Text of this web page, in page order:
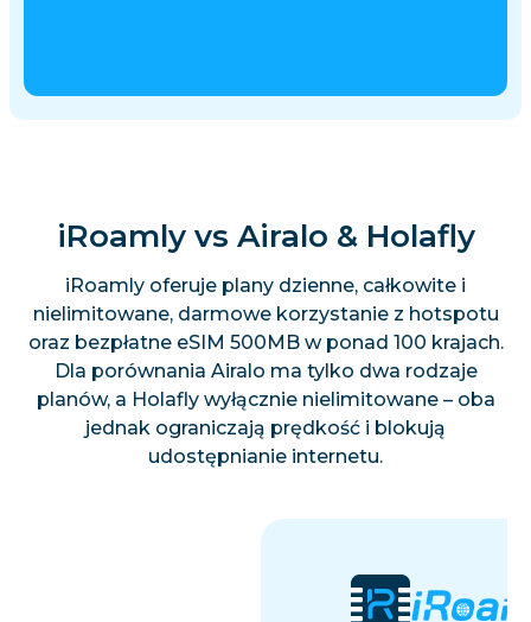
iRoamly vs Airalo & Holafly
iRoamly oferuje plany dzienne, całkowite i
nielimitowane, darmowe korzystanie z hotspotu
oraz bezpłatne eSIM 500MB w ponad 100 krajach.
Dla porównania Airalo ma tylko dwa rodzaje
planów, a Holafly wyłącznie nielimitowane – oba
jednak ograniczają prędkość i blokują
udostępnianie internetu.